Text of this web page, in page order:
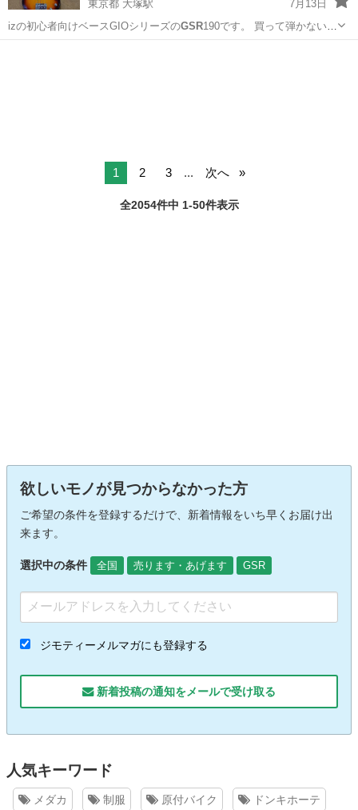
東京都 大塚駅
7月13日
izの初心者向けベースGIOシリーズのGSR190です。 買って弾かないま
ま放置…
1 2 3 ... 次へ
全2054件中 1-50件表示
欲しいモノが見つからなかった方
ご希望の条件を登録するだけで、新着情報をいち早くお届け出
来ます。
選択中の条件 全国 売ります・あげます GSR
ジモティーメルマガにも登録する
新着投稿の通知をメールで受け取る
人気キーワード
メダカ 制服 原付バイク ドンキホーテ